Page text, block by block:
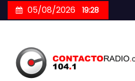
to
05/08/2026 19:28